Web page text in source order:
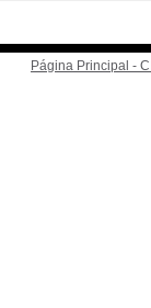
Página Principal -